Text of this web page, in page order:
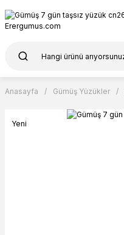
Anasayfa Gümüş Yüzükler
Yeni